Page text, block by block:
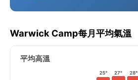
Warwick Camp每月平均氣溫
平均高溫
25° 27° 28°